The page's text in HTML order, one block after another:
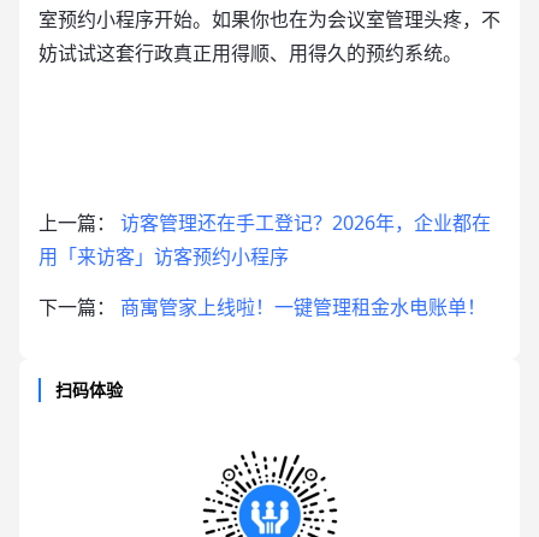
室预约小程序开始。如果你也在为会议室管理头疼，不
妨试试这套行政真正用得顺、用得久的预约系统。
上一篇： 访客管理还在手工登记？2026年，企业都在
用「来访客」访客预约小程序
下一篇： 商寓管家上线啦！一键管理租金水电账单！
扫码体验